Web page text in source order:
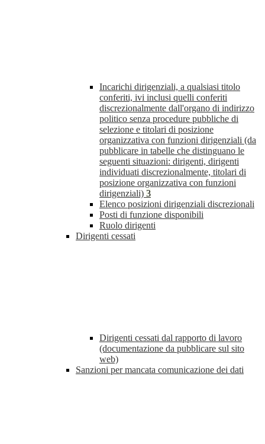
Incarichi dirigenziali, a qualsiasi titolo
conferiti, ivi inclusi quelli conferiti
discrezionalmente dall'organo di indirizzo
politico senza procedure pubbliche di
selezione e titolari di posizione
organizzativa con funzioni dirigenziali (da
pubblicare in tabelle che distinguano le
seguenti situazioni: dirigenti, dirigenti
individuati discrezionalmente, titolari di
posizione organizzativa con funzioni
dirigenziali) 3
Elenco posizioni dirigenziali discrezionali
Posti di funzione disponibili
Ruolo dirigenti
Dirigenti cessati
Dirigenti cessati dal rapporto di lavoro
(documentazione da pubblicare sul sito
web)
Sanzioni per mancata comunicazione dei dati